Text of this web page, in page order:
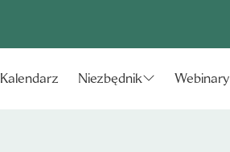
Kalendarz Niezbędnik Webinary